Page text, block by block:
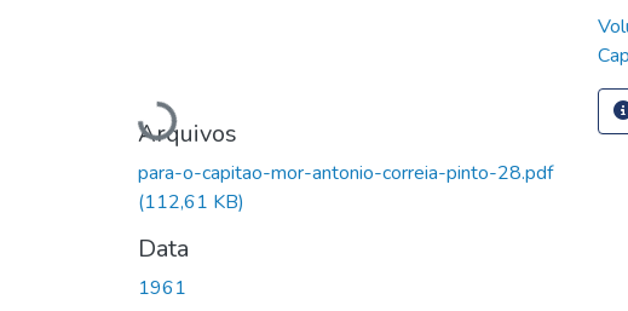
Carregando...
Arquivos
para-o-capitao-mor-antonio-correia-pinto-28.pdf
(112,61 KB)
Data
1961